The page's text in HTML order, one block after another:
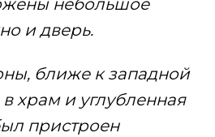
небольшое
и дверь.
ближе к западной
в храм и углубленная
пристроен